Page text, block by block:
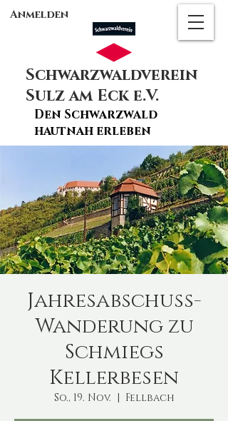
Anmelden
Schwarzwaldverein
Sulz am Eck e.V.
Den Schwarzwald
hautnah erleben
Jahresabschuss-
Wanderung zu
Schmiegs
Kellerbesen
So., 19. Nov.
  |
Fellbach